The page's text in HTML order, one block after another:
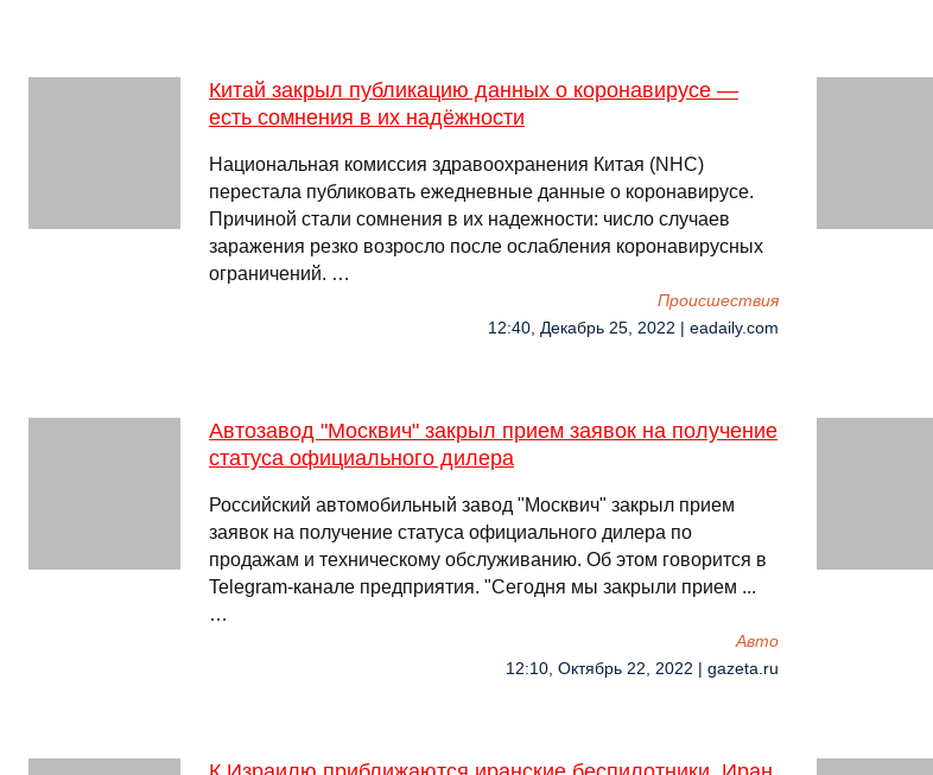
Китай закрыл публикацию данных о коронавирусе —
есть сомнения в их надёжности
Национальная комиссия здравоохранения Китая (NHC)
перестала публиковать ежедневные данные о коронавирусе.
Причиной стали сомнения в их надежности: число случаев
заражения резко возросло после ослабления коронавирусных
ограничений. …
Происшествия
12:40, Декабрь 25, 2022 | eadaily.com
Автозавод "Москвич" закрыл прием заявок на получение
статуса официального дилера
Российский автомобильный завод "Москвич" закрыл прием
заявок на получение статуса официального дилера по
продажам и техническому обслуживанию. Об этом говорится в
Telegram-канале предприятия. "Сегодня мы закрыли прием ...
…
Авто
12:10, Октябрь 22, 2022 | gazeta.ru